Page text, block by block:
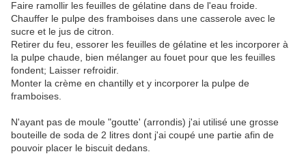
Faire ramollir les feuilles de gélatine dans de l'eau froide.
Chauffer le pulpe des framboises dans une casserole avec le
sucre et le jus de citron.
Retirer du feu, essorer les feuilles de gélatine et les incorporer à
la pulpe chaude, bien mélanger au fouet pour que les feuilles
fondent; Laisser refroidir.
Monter la crème en chantilly et y incorporer la pulpe de
framboises.
N'ayant pas de moule "goutte' (arrondis) j'ai utilisé une grosse
bouteille de soda de 2 litres dont j'ai coupé une partie afin de
pouvoir placer le biscuit dedans.